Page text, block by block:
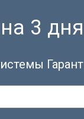
3 дня
Гарант